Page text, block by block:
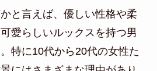
と言えば、優しい性格や柔
愛らしいルックスを持つ男
特に10代から20代の女性た